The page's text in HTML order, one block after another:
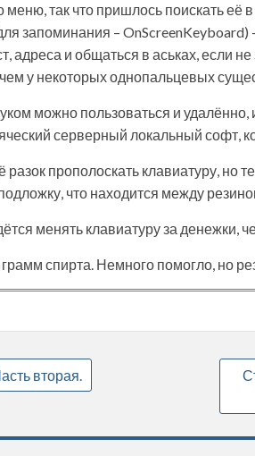
меню, так что пришлось поискать её
запоминания – OnScreenKeyboard)
адреса и общаться в аськах, если
у некоторых однопальцевых
можно пользоваться и
серверный локальный софт,
прополоскать клавиатуру, но
что находится между
менять клавиатуру за денежки,
спирта. Немного помогло, но
вторая.